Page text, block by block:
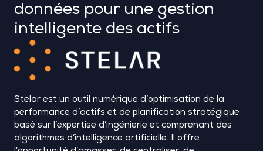
données pour une gestion
intelligente des actifs
Stelar est un outil numérique d’optimisation de la
performance d’actifs et de planification stratégique
basé sur l’expertise d’ingénierie et comprenant des
algorithmes d’intelligence artificielle. Il offre